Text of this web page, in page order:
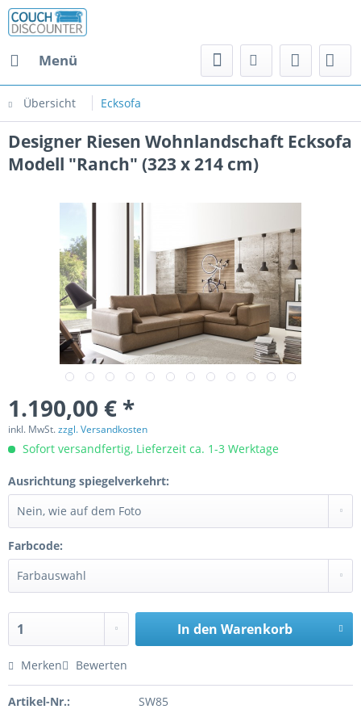
Menü
Übersicht Ecksofa
Designer Riesen Wohnlandschaft Ecksofa
Modell "Ranch" (323 x 214 cm)
1.190,00 € *
inkl. MwSt.zzgl. Versandkosten
Sofort versandfertig, Lieferzeit ca. 1-3 Werktage
Ausrichtung spiegelverkehrt:
Farbcode:
In den Warenkorb
Merken Bewerten
Artikel-Nr.: SW85